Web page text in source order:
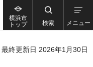
横浜市
トップ
検索 メニュー
最終更新日 2026年1月30日